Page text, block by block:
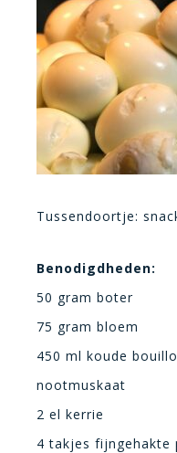
Tussendoortje:
Benodigdheden:
50 gram boter
75 gram bloem
450 ml koude
nootmuskaat
2 el kerrie
4 takjes fijngehakte